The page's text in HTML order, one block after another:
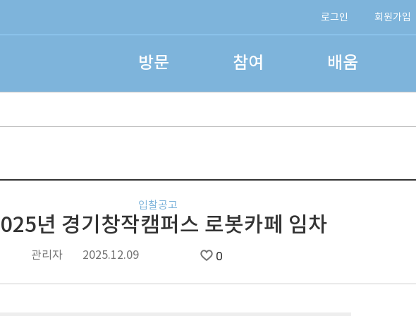
로그인 회원가입
방문 참여 배움
입찰공고
년 경기창작캠퍼스 로봇카페 임차
관리자 2025.12.09 0